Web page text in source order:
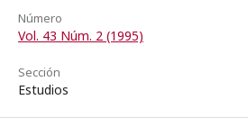
Número
Vol. 43 Núm. 2 (1995)
Sección
Estudios